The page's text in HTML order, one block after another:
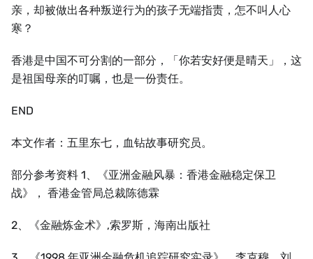
亲，却被做出各种叛逆行为的孩子无端指责，怎不叫人心
寒？
香港是中国不可分割的一部分，「你若安好便是晴天」，这
是祖国母亲的叮嘱，也是一份责任。
END
本文作者：五里东七，血钻故事研究员。
部分参考资料 1、《亚洲金融风暴：香港金融稳定保卫
战》， 香港金管局总裁陈德霖
2、《金融炼金术》,索罗斯，海南出版社